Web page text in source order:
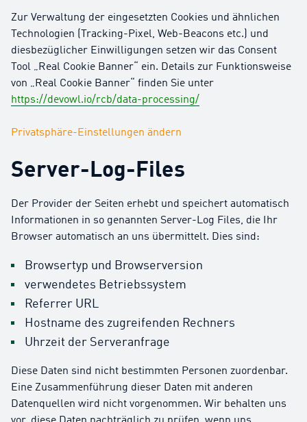
Zur Verwaltung der eingesetzten Cookies und ähnlichen
Technologien (Tracking-Pixel, Web-Beacons etc.) und
diesbezüglicher Einwilligungen setzen wir das Consent
Tool „Real Cookie Banner“ ein. Details zur Funktionsweise
von „Real Cookie Banner“ finden Sie unter
https://devowl.io/rcb/data-processing/
Privatsphäre-Einstellungen ändern
Server-Log-Files
Der Provider der Seiten erhebt und speichert automatisch
Informationen in so genannten Server-Log Files, die Ihr
Browser automatisch an uns übermittelt. Dies sind:
Browsertyp und Browserversion
verwendetes Betriebssystem
Referrer URL
Hostname des zugreifenden Rechners
Uhrzeit der Serveranfrage
Diese Daten sind nicht bestimmten Personen zuordenbar.
Eine Zusammenführung dieser Daten mit anderen
Datenquellen wird nicht vorgenommen. Wir behalten uns